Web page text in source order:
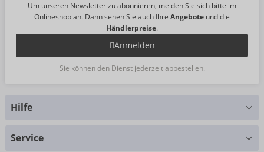
Um unseren Newsletter zu abonnieren, melden Sie sich bitte im
Onlineshop an. Dann sehen Sie auch Ihre Angebote und die
Händlerpreise.
Anmelden
Sie können den Dienst jederzeit abbestellen.
Hilfe
Service